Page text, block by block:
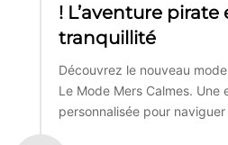
! L’aventure
tranquillité
Découvrez le nouveau
Le Mode Mers Calmes. Une
personnalisée pour